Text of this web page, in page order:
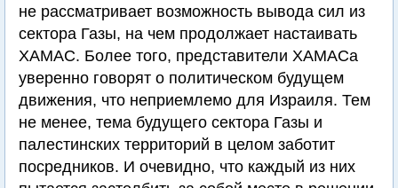
не рассматривает возможность вывода сил из
сектора Газы, на чем продолжает настаивать
ХАМАС. Более того, представители ХАМАСа
уверенно говорят о политическом будущем
движения, что неприемлемо для Израиля. Тем
не менее, тема будущего сектора Газы и
палестинских территорий в целом заботит
посредников. И очевидно, что каждый из них